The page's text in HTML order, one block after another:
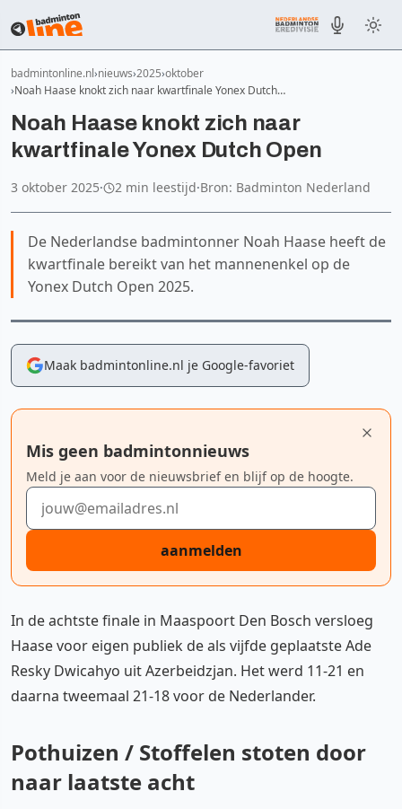
badmintonline.nl nieuws 2025 oktober
Noah Haase knokt zich naar kwartfinale Yonex Dutch…
Noah Haase knokt zich naar
kwartfinale Yonex Dutch Open
3 oktober 2025· 2 min leestijd·Bron: Badminton Nederland
De Nederlandse badmintonner Noah Haase heeft de
kwartfinale bereikt van het mannenenkel op de
Yonex Dutch Open 2025.
Maak badmintonline.nl je Google-favoriet
Mis geen badmintonnieuws
Meld je aan voor de nieuwsbrief en blijf op de hoogte.
E-mailadres
aanmelden
In de achtste finale in Maaspoort Den Bosch versloeg
Haase voor eigen publiek de als vijfde geplaatste Ade
Resky Dwicahyo uit Azerbeidzjan. Het werd 11-21 en
daarna tweemaal 21-18 voor de Nederlander.
Pothuizen / Stoffelen stoten door
naar laatste acht